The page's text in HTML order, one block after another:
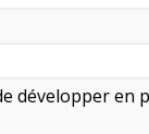
en